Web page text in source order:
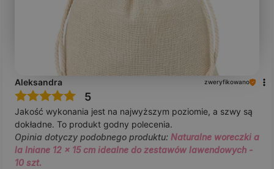
Aleksandra zweryfikowano
5
Jakość wykonania jest na najwyższym poziomie, a szwy są
dokładne. To produkt godny polecenia.
Opinia dotyczy podobnego produktu: Naturalne woreczki a
la lniane 12 x 15 cm idealne do zestawów lawendowych -
10 szt.